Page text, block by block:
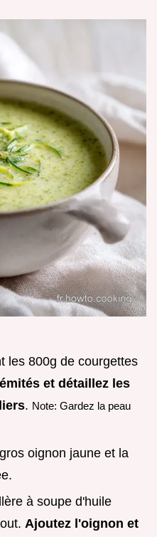
les 800g de courgettes
et détaillez les
. Note: Gardez la peau
oignon jaune et la
à soupe d'huile
Ajoutez l'oignon et